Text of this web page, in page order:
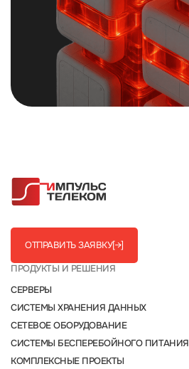
ОТПРАВИТЬ ЗАЯВКУ[→]
ПРОДУКТЫ И РЕШЕНИЯ
СЕРВЕРЫ
СИСТЕМЫ ХРАНЕНИЯ ДАННЫХ
СЕТЕВОЕ ОБОРУДОВАНИЕ
СИСТЕМЫ БЕСПЕРЕБОЙНОГО ПИТАНИЯ
КОМПЛЕКСНЫЕ ПРОЕКТЫ